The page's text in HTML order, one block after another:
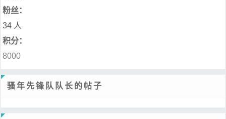
粉丝：
34 人
积分：
8000
骚年先锋队队长的帖子